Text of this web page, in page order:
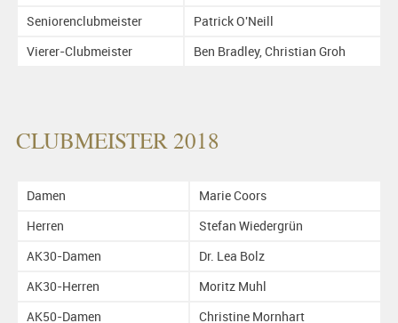
Seniorenclubmeister
Patrick O'Neill
Vierer-Clubmeister
Ben Bradley, Christian Groh
CLUBMEISTER 2018
Damen
Marie Coors
Herren
Stefan Wiedergrün
AK30-Damen
Dr. Lea Bolz
AK30-Herren
Moritz Muhl
AK50-Damen
Christine Mornhart